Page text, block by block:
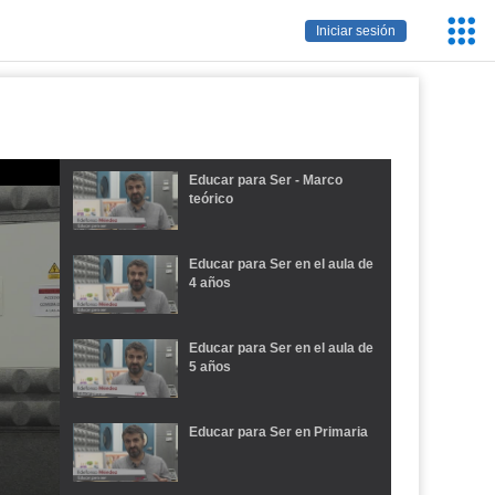
Iniciar sesión
Educar para Ser - Marco
teórico
Educar para Ser en el aula de
4 años
Educar para Ser en el aula de
5 años
Educar para Ser en Primaria